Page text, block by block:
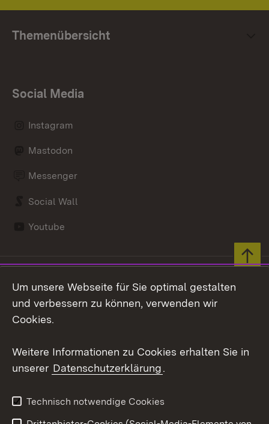
Themenübersicht
Social Media
Instagram
Mastodon
Messenger
Social Wall
Youtube
Kontakt
Impressum
Cookies
Um unsere Webseite für Sie optimal gestalten
und verbessern zu können, verwenden wir
Cookies.
Weitere Informationen zu Cookies erhalten Sie in
unserer Datenschutzerklärung.
Technisch notwendige Cookies